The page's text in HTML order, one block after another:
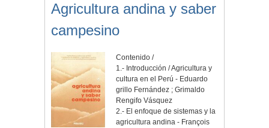
Agricultura andina y saber
campesino
Contenido /
1.- Introducción / Agricultura y
cultura en el Perú - Eduardo
grillo Fernández ; Grimaldo
Rengifo Vásquez
2.- El enfoque de sistemas y la
agricultura andina - François